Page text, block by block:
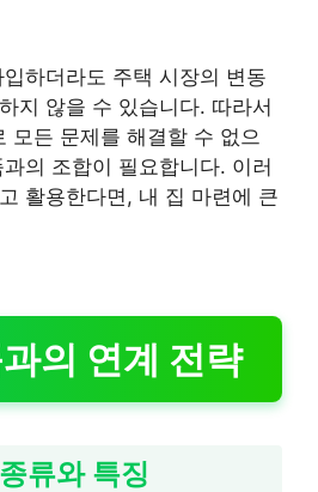
하더라도 주택 시장의 변동
지 않을 수 있습니다. 따라서
모든 문제를 해결할 수 없으
의 조합이 필요합니다. 이러
활용한다면, 내 집 마련에 큰
의 연계 전략
류와 특징